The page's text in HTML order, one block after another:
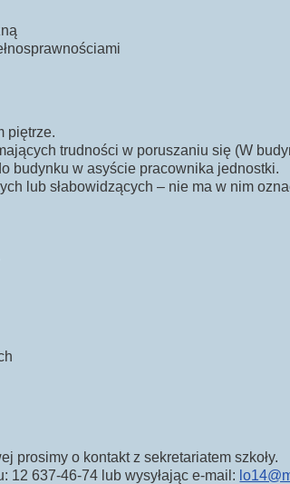
piętrze.
trudności w poruszaniu się (W
budynku w asyście pracownika jednostki.
lub słabowidzących – nie ma w nim
prosimy o kontakt z sekretariatem szkoły.
12 637-46-74 lub wysyłając e-mail: